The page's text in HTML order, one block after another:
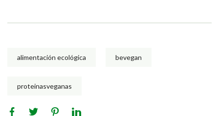
alimentación ecológica bevegan
proteinasveganas